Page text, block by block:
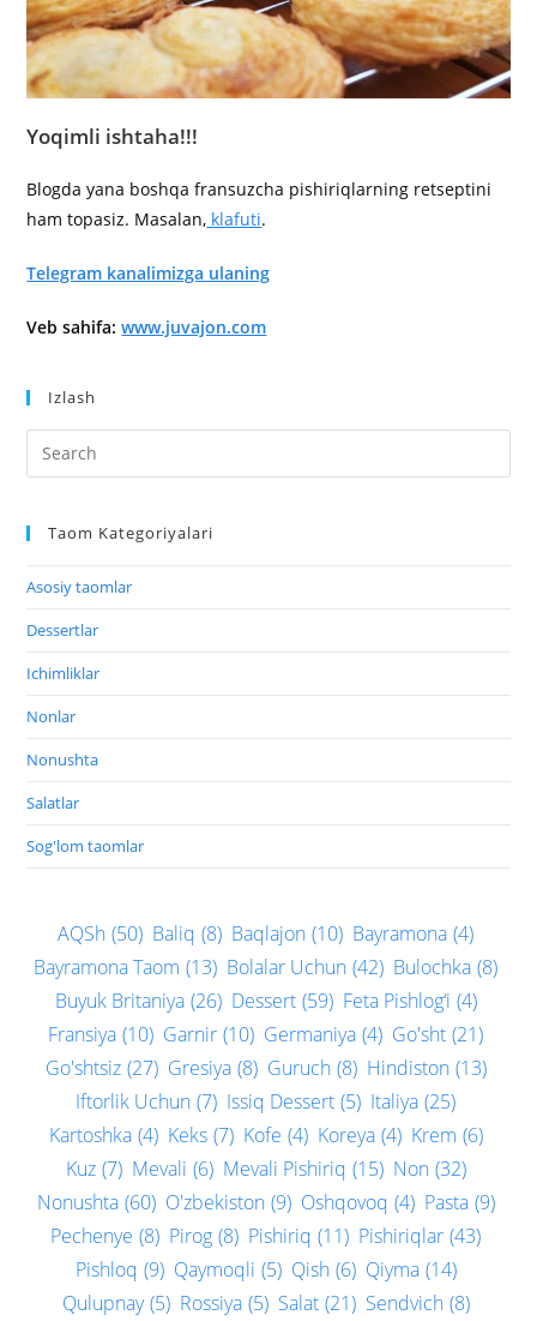
Yoqimli ishtaha!!!
Blogda yana boshqa fransuzcha pishiriqlarning retseptini
ham topasiz. Masalan, klafuti.
Telegram kanalimizga ulaning
Veb sahifa:www.juvajon.com
Izlash
Taom Kategoriyalari
Asosiy taomlar
Dessertlar
Ichimliklar
Nonlar
Nonushta
Salatlar
Sog'lom taomlar
AQSh (50) Baliq (8) Baqlajon (10) Bayramona (4)
Bayramona Taom (13) Bolalar Uchun (42) Bulochka (8)
Buyuk Britaniya (26) Dessert (59) Feta Pishlog‘i (4)
Fransiya (10) Garnir (10) Germaniya (4) Go'sht (21)
Go'shtsiz (27) Gresiya (8) Guruch (8) Hindiston (13)
Iftorlik Uchun (7) Issiq Dessert (5) Italiya (25)
Kartoshka (4) Keks (7) Kofe (4) Koreya (4) Krem (6)
Kuz (7) Mevali (6) Mevali Pishiriq (15) Non (32)
Nonushta (60) O'zbekiston (9) Oshqovoq (4) Pasta (9)
Pechenye (8) Pirog (8) Pishiriq (11) Pishiriqlar (43)
Pishloq (9) Qaymoqli (5) Qish (6) Qiyma (14)
Qulupnay (5) Rossiya (5) Salat (21) Sendvich (8)